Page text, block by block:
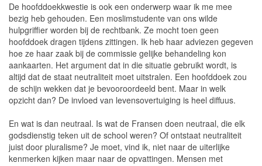
De hoofddoekkwestie is ook een onderwerp waar ik me mee
bezig heb gehouden. Een moslimstudente van ons wilde
hulpgriffier worden bij de rechtbank. Ze mocht toen geen
hoofddoek dragen tijdens zittingen. Ik heb haar adviezen gegeven
hoe ze haar zaak bij de commissie gelijke behandeling kon
aankaarten. Het argument dat in die situatie gebruikt wordt, is
altijd dat de staat neutraliteit moet uitstralen. Een hoofddoek zou
de schijn wekken dat je bevooroordeeld bent. Maar in welk
opzicht dan? De invloed van levensovertuiging is heel diffuus.
En wat is dan neutraal. Is wat de Fransen doen neutraal, die elk
godsdienstig teken uit de school weren? Of ontstaat neutraliteit
juist door pluralisme? Je moet, vind ik, niet naar de uiterlijke
kenmerken kijken maar naar de opvattingen. Mensen met